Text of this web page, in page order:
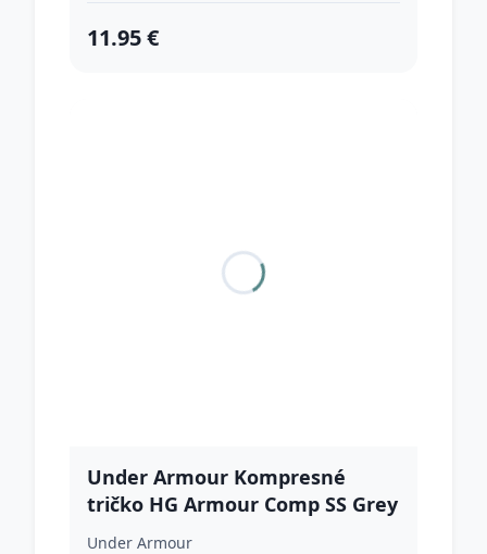
11.95 €
Under Armour Kompresné
tričko HG Armour Comp SS Grey
XXL
Under Armour